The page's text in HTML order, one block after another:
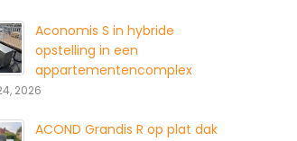
Aconomis S in hybride
opstelling in een
appartementencomplex
2026
ACOND Grandis R op plat dak